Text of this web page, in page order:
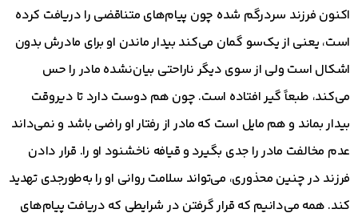
اکنون فرزند سردرگم شده چون پیام‌های متناقضی را دریافت کرده
است، یعنی از یک‌سو گمان می‌کند بیدار ماندن او برای مادرش بدون
اشکال است ولی از سوی دیگر ناراحتی بیان‌نشده مادر را حس
می‌کند، طبعاً گیر افتاده است. چون هم دوست دارد تا دیروقت
بیدار بماند و هم مایل است که مادر از رفتار او راضی باشد و نمی‌داند
عدم مخالفت مادر را جدی بگیرد و قیافه ناخشنود او را. قرار دادن
فرزند در چنین محذوری، می‌تواند سلامت روانی او را به‌طورجدی تهدید
کند. همه می‌دانیم که قرار گرفتن در شرایطی که دریافت پیام‌های